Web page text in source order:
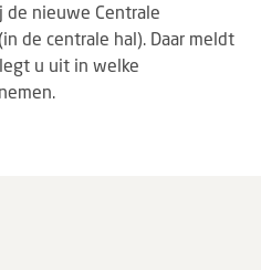
nieuwe Centrale
de centrale hal). Daar meldt
u uit in welke